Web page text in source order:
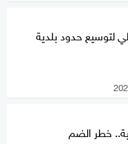
لتوسيع حدود بلدية
خطر الضم